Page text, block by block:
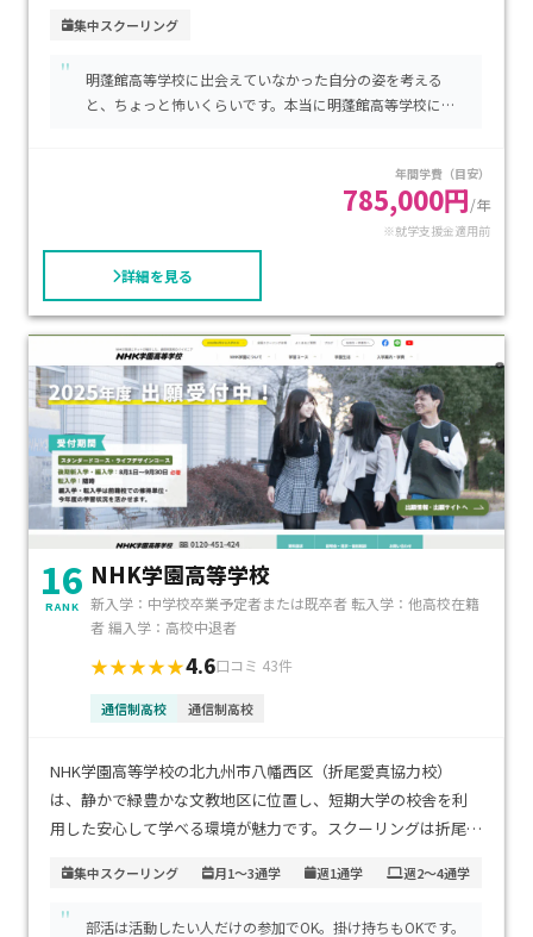
学びをサポートします。校舎は駅や交通の便が良い場所にあ
り、通学の不安を軽減する環境です。学費は基本的な授業料・
単位履修料に加え、STECコース独自のサポート費が必要です
自分らしいペースで高校卒業を目指したいお子さまに、特に
集中スクーリング
"
明蓬館高等学校に出会えていなかった自分の姿を考える
と、ちょっと怖いくらいです。本当に明蓬館高等学校には
年間学費（目安）
785,000円/年
※就学支援金適用前
詳細を見る
16
RANK
NHK学園高等学校
新入学：中学校卒業予定者または既卒者 転入学：他高校在籍
者 編入学：高校中退者
★★★★★4.6口コミ 43件
通信制高校 通信制高校
NHK学園高等学校の北九州市八幡西区（折尾愛真協力校）
は、静かで緑豊かな文教地区に位置し、短期大学の校舎を利
用した安心して学べる環境が魅力です。スクーリングは折尾駅
ています。学費は月1〜2回の登校にも対応する「スタンダー
ドコース」で、就学支援金制度を活用すると実質10万円前後
集中スクーリング 月1～3通学 週1通学 週2～4通学
" 部活は活動したい人だけの参加でOK。掛け持ちもOKです。